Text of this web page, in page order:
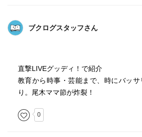
ブクログスタッフさん
直撃LIVEグッディ！で紹介
教育から時事・芸能まで、時にバッ
り。尾木ママ節が炸裂！
0